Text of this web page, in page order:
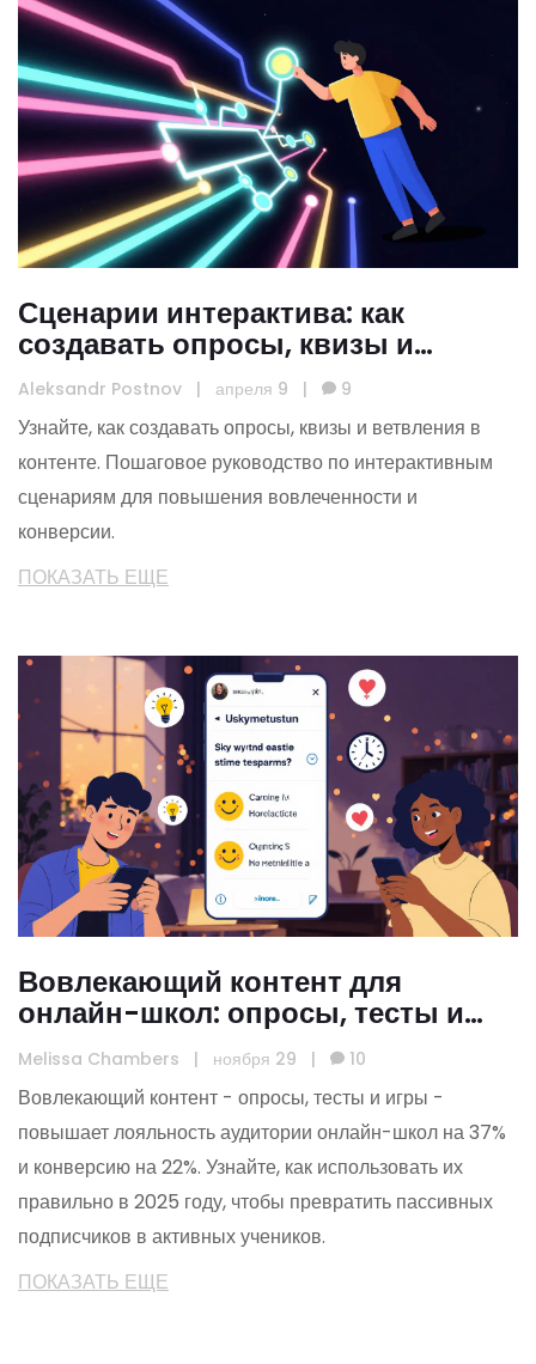
Сценарии интерактива: как
создавать опросы, квизы и
ветвления для вовлечения
Aleksandr Postnov | апреля 9 | 9
Узнайте, как создавать опросы, квизы и ветвления в
контенте. Пошаговое руководство по интерактивным
сценариям для повышения вовлеченности и
конверсии.
ПОКАЗАТЬ ЕЩЕ
Вовлекающий контент для
онлайн-школ: опросы, тесты и
игры, которые работают в 2025
Melissa Chambers | ноября 29 | 10
Вовлекающий контент - опросы, тесты и игры -
повышает лояльность аудитории онлайн-школ на 37%
и конверсию на 22%. Узнайте, как использовать их
правильно в 2025 году, чтобы превратить пассивных
подписчиков в активных учеников.
ПОКАЗАТЬ ЕЩЕ